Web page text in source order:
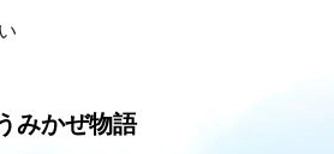
みかぜ物語